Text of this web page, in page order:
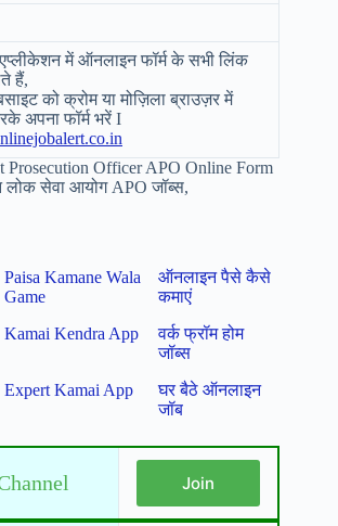
एप्लीकेशन में ऑनलाइन फॉर्म के सभी लिंक
हैं,
को क्रोम या मोज़िला ब्राउज़र में
अपना फॉर्म भरें I
Prosecution Officer APO Online Form
लोक सेवा आयोग APO जॉब्स,
Paisa Kamane Wala
Game
ऑनलाइन पैसे कैसे
कमाएं
Kamai Kendra App
वर्क फ्रॉम होम
जॉब्स
Expert Kamai App
घर बैठे ऑनलाइन
जॉब
Join